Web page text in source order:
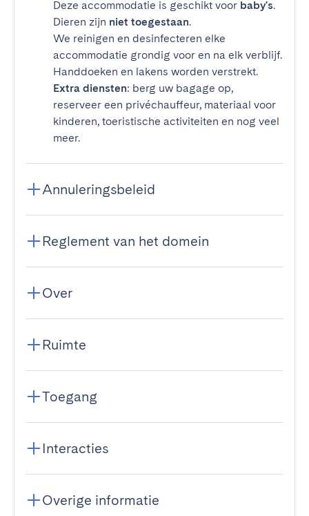
Deze accommodatie is geschikt voor baby's.
Dieren zijn niet toegestaan.
We reinigen en desinfecteren elke
accommodatie grondig voor en na elk verblijf.
Handdoeken en lakens worden verstrekt.
Extra diensten: berg uw bagage op,
reserveer een privéchauffeur, materiaal voor
kinderen, toeristische activiteiten en nog veel
meer.
Annuleringsbeleid
Reglement van het domein
Over
Ruimte
Toegang
Interacties
Overige informatie